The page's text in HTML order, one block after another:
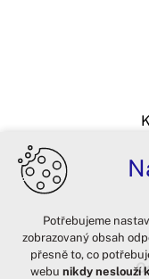
Potřebujeme
zobrazovaný obsah
přesně to, co
webu nikdy neslouží